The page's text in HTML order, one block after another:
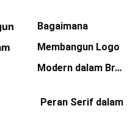
Bagaimana
Membangun Logo
Modern dalam Br…
Peran Serif dalam